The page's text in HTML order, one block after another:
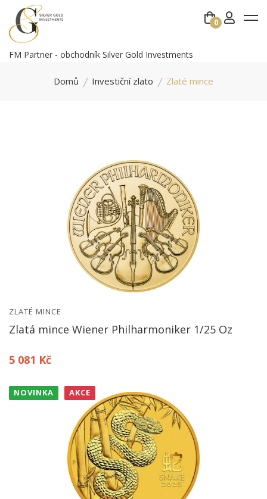
0
FM Partner - obchodník Silver Gold Investments
Domů Investiční zlato Zlaté mince
ZLATÉ MINCE
Zlatá mince Wiener Philharmoniker 1/25 Oz
5 081 Kč
NOVINKA AKCE